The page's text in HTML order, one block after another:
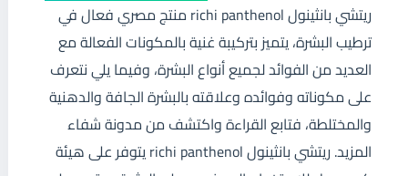
ريتشي بانثينول richi panthenol منتج مصري فعال في
ترطيب البشرة، يتميز بتركيبة غنية بالمكونات الفعالة مع
العديد من الفوائد لجميع أنواع البشرة، وفيما يلي نتعرف
على مكوناته وفوائده وعلاقته بالبشرة الجافة والدهنية
والمختلطة، فتابع القراءة واكتشف من مدونة شفاء
المزيد. ريتشي بانثينول richi panthenol يتوفر على هيئة